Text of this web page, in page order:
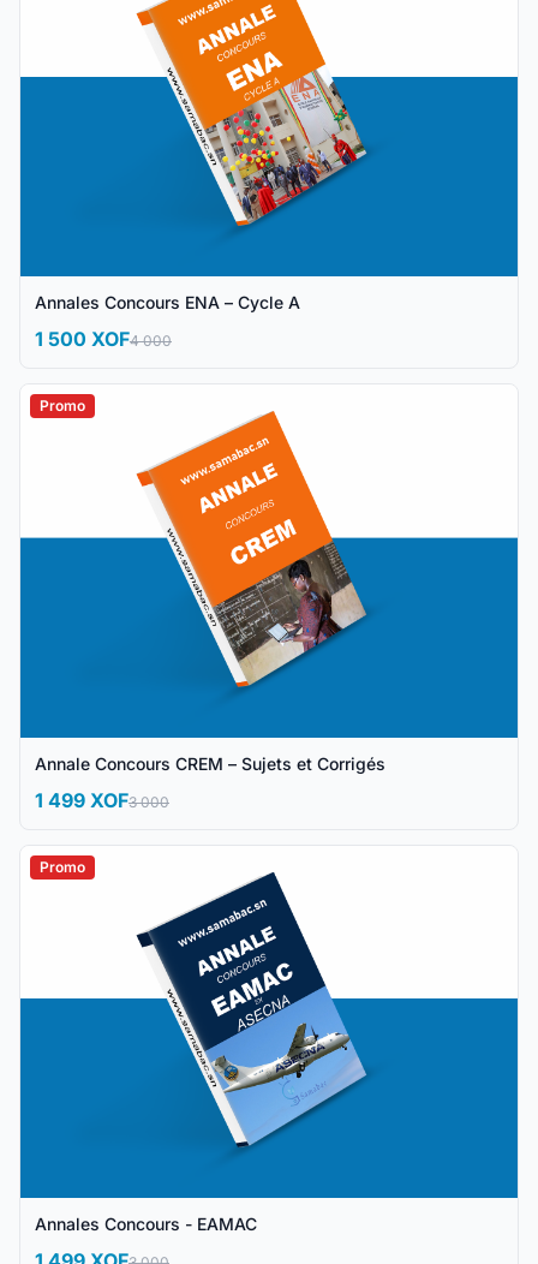
Annales Concours ENA – Cycle A
1 500 XOF4 000
Promo
Annale Concours CREM – Sujets et Corrigés
1 499 XOF3 000
Promo
Annales Concours - EAMAC